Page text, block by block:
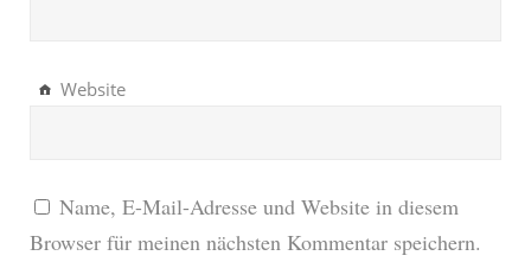
Website
Name, E-Mail-Adresse und Website in diesem
Browser für meinen nächsten Kommentar speichern.